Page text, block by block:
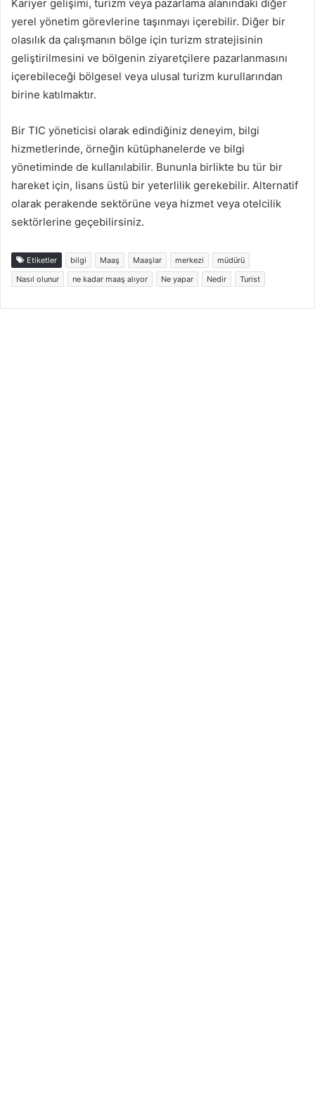
Kariyer gelişimi, turizm veya pazarlama alanındaki diğer
yerel yönetim görevlerine taşınmayı içerebilir. Diğer bir
olasılık da çalışmanın bölge için turizm stratejisinin
geliştirilmesini ve bölgenin ziyaretçilere pazarlanmasını
içerebileceği bölgesel veya ulusal turizm kurullarından
birine katılmaktır.
Bir TIC yöneticisi olarak edindiğiniz deneyim, bilgi
hizmetlerinde, örneğin kütüphanelerde ve bilgi
yönetiminde de kullanılabilir. Bununla birlikte bu tür bir
hareket için, lisans üstü bir yeterlilik gerekebilir. Alternatif
olarak perakende sektörüne veya hizmet veya otelcilik
sektörlerine geçebilirsiniz.
Etiketler bilgi Maaş Maaşlar merkezi
müdürü
Nasıl olunur
ne kadar maaş alıyor Ne yapar Nedir Turist